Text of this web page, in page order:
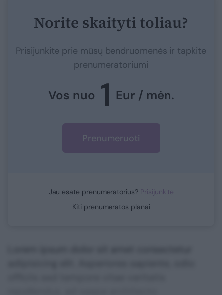
Norite skaityti toliau?
Prisijunkite prie mūsų bendruomenės ir tapkite
prenumeratoriumi
Vos nuo 1 Eur / mėn.
Prenumeruoti
Jau esate prenumeratorius? Prisijunkite
Kiti prenumeratos planai